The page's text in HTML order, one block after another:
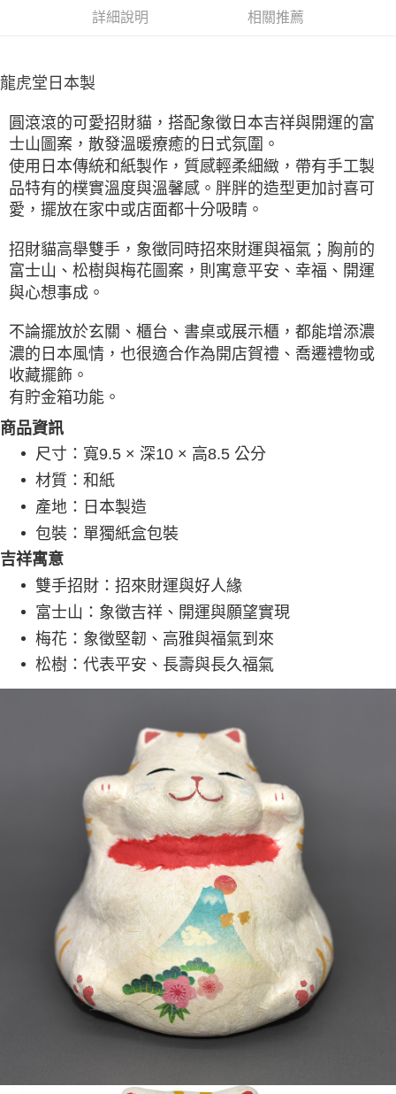
詳細說明 相關推薦
龍虎堂日本製
圓滾滾的可愛招財貓，搭配象徵日本吉祥與開運的富
士山圖案，散發溫暖療癒的日式氛圍。
使用日本傳統和紙製作，質感輕柔細緻，帶有手工製
品特有的樸實溫度與溫馨感。胖胖的造型更加討喜可
愛，擺放在家中或店面都十分吸睛。
招財貓高舉雙手，象徵同時招來財運與福氣；胸前的
富士山、松樹與梅花圖案，則寓意平安、幸福、開運
與心想事成。
不論擺放於玄關、櫃台、書桌或展示櫃，都能增添濃
濃的日本風情，也很適合作為開店賀禮、喬遷禮物或
收藏擺飾。
有貯金箱功能。
商品資訊
尺寸：寬9.5 × 深10 × 高8.5 公分
材質：和紙
產地：日本製造
包裝：單獨紙盒包裝
吉祥寓意
雙手招財：招來財運與好人緣
富士山：象徵吉祥、開運與願望實現
梅花：象徵堅韌、高雅與福氣到來
松樹：代表平安、長壽與長久福氣